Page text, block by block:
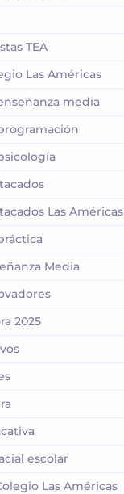
TEA
Las Américas
media
Las Américas
Media
2025
escolar
Las Américas